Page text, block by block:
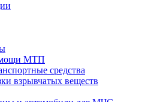
МТП
средства
взрывчатых веществ